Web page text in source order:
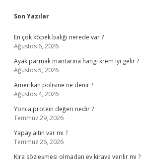
Sidebar
Son Yazılar
En çok köpek balığı nerede var ?
Ağustos 6, 2026
Ayak parmak mantarına hangi krem iyi gelir ?
Ağustos 5, 2026
Amerikan polisine ne denir ?
Ağustos 4, 2026
Yonca protein değeri nedir ?
Temmuz 29, 2026
Yapay altın var mı ?
Temmuz 26, 2026
Kira sözleşmesi olmadan ev kiraya verilir mi ?